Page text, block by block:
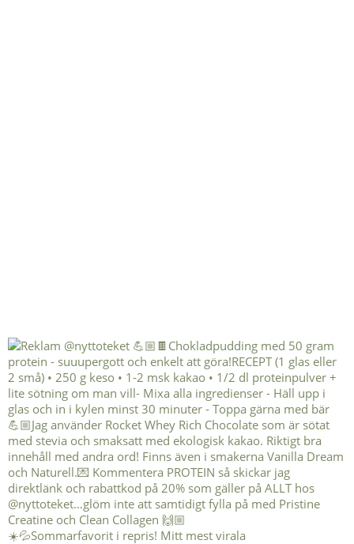
☀️💦Sommarfavorit i repris! Mitt mest virala